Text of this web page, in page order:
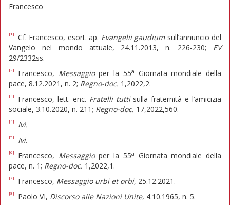
Francesco
[1] Cf. Francesco, esort. ap. Evangelii gaudium sull’annuncio del
Vangelo nel mondo attuale, 24.11.2013, n. 226-230; EV
29/2332ss.
[2] Francesco, Messaggioper la 55a
Giornata mondiale della
pace, 8.12.2021, n. 2; Regno-doc. 1,2022,2.
[3] Francesco, lett. enc. Fratelli tutti sulla fraternità e l’amicizia
sociale, 3.10.2020, n. 211; Regno-doc. 17,2022,560.
[4] Ivi.
[5] Ivi.
[6] Francesco, Messaggioper la 55a
Giornata mondiale della
pace, n. 1; Regno-doc. 1,2022,1.
[7] Francesco, Messaggio urbi et orbi, 25.12.2021.
[8] Paolo VI, Discorso alle Nazioni Unite, 4.10.1965, n. 5.